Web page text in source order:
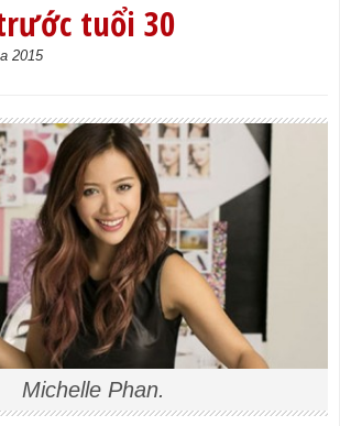
tuổi 30
2015
Michelle Phan.